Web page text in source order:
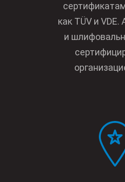
как TÜV и
и